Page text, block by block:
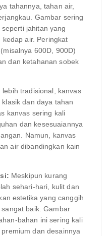
tahannya, tahan air,
Gambar sering
jahitan yang
air. Peringkat
600D, 900D)
dan ketahanan sobek
lebih tradisional, kanvas
dan daya tahan
kanvas sering kali
dan kesesuaiannya
Namun, kanvas
air dibandingkan kain
Meskipun kurang
sehari-hari, kulit dan
estetika yang canggih
baik. Gambar
bahan ini sering kali
dan desainnya